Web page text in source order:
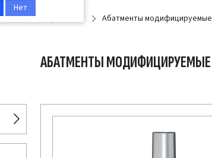
Нет
решения Абатменты модифицируемые
АБАТМЕНТЫ МОДИФИЦИРУЕМЫЕ